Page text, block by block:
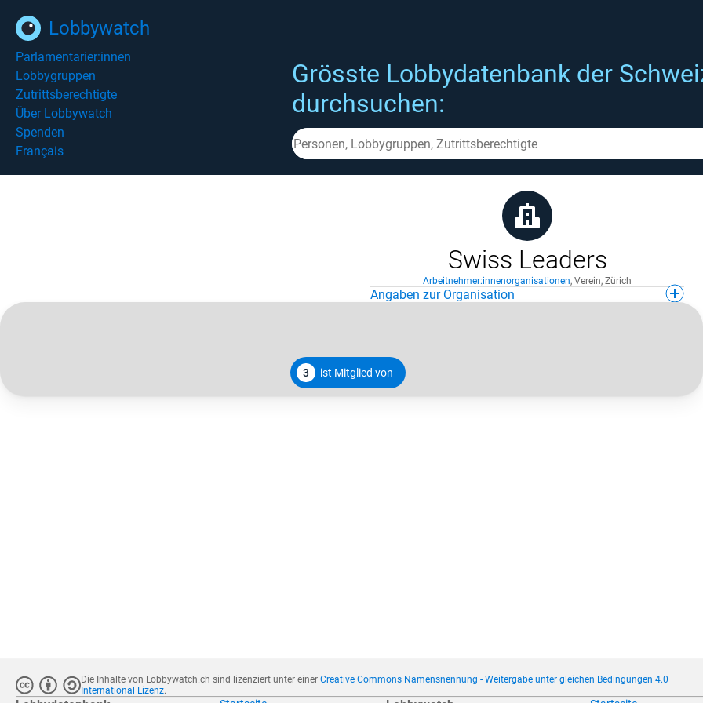
Lobbywatch
Parlamentarier:innen
Lobbygruppen
Zutrittsberechtigte
Über Lobbywatch
Spenden
Français
Grösste Lobbydatenbank der
durchsuchen:
Swiss Leaders
Arbeitnehmer:innenorganisationen, Verein, Zürich
Angaben zur Organisation
3 ist Mitglied von
Die Inhalte von Lobbywatch.ch sind lizenziert unter einerCreative Commons Namensnennung - Weitergabe unter gleichen Bedingungen 4.0
International Lizenz.